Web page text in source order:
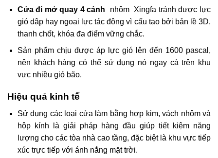
Cửa đi mở quay 4 cánh nhôm Xingfa tránh được lực
gió dập hay ngoại lực tác động vì cấu tạo bởi bản lề 3D,
thanh chốt, khóa đa điểm vững chắc.
Sản phẩm chịu được áp lực gió lên đến 1600 pascal,
nên khách hàng có thể sử dụng nó ngay cả trên khu
vực nhiều gió bão.
Hiệu quả kinh tế
Sử dụng các loại cửa làm bằng hợp kim, vách nhôm và
hộp kính là giải pháp hàng đầu giúp tiết kiệm năng
lượng cho các tòa nhà cao tầng, đặc biệt là khu vực tiếp
xúc trực tiếp với ánh nắng mặt trời.